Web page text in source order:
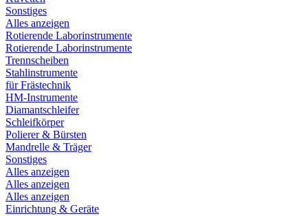
Sonstiges
Alles anzeigen
Rotierende Laborinstrumente
Rotierende Laborinstrumente
Trennscheiben
Stahlinstrumente
für Frästechnik
HM-Instrumente
Diamantschleifer
Schleifkörper
Polierer & Bürsten
Mandrelle & Träger
Sonstiges
Alles anzeigen
Alles anzeigen
Alles anzeigen
Einrichtung & Geräte